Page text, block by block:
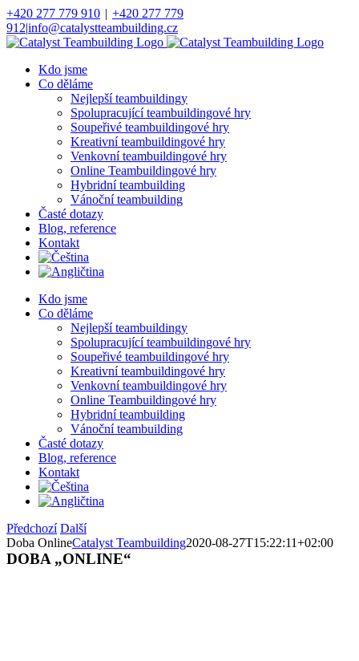
Přeskočit
na
obsah
+420 277 779 910 | +420 277 779
912|info@catalystteambuilding.cz
Facebook
Instagram
Kdo jsme
Co děláme
Nejlepší teambuildingy
Spolupracující teambuildingové hry
Soupeřivé teambuildingové hry
Kreativní teambuildingové hry
Venkovní teambuildingové hry
Online Teambuildingové hry
Hybridní teambuilding
Vánoční teambuilding
Časté dotazy
Blog, reference
Kontakt
Kdo jsme
Co děláme
Nejlepší teambuildingy
Spolupracující teambuildingové hry
Soupeřivé teambuildingové hry
Kreativní teambuildingové hry
Venkovní teambuildingové hry
Online Teambuildingové hry
Hybridní teambuilding
Vánoční teambuilding
Časté dotazy
Blog, reference
Kontakt
Předchozí Další
Doba OnlineCatalyst Teambuilding2020-08-27T15:22:11+02:00
DOBA „ONLINE“